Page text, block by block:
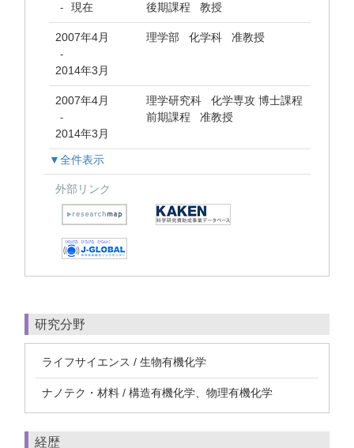
- 現在
後期課程 教授
2007年4月
-
2014年3月
理学部 化学科 准教授
2007年4月
-
2014年3月
理学研究科 化学専攻 博士課程
前期課程 准教授
▼全件表示
外部リンク
研究分野
ライフサイエンス / 生物有機化学
ナノテク・材料 / 構造有機化学、物理有機化学
経歴